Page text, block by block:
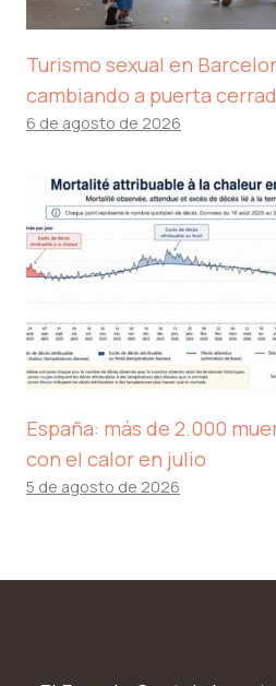
Turismo sexual en
cambiando a puerta
6 de agosto de 2026
España: más de 2.000
con el calor en julio
5 de agosto de 2026